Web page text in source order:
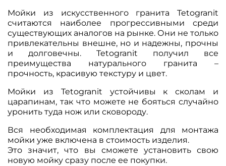
Мойки из искусственного гранита Tetogranit
считаются наиболее прогрессивными среди
существующих аналогов на рынке. Они не только
привлекательны внешне, но и надежны, прочны
и долговечны. Tetogranit получил все
преимущества натурального гранита –
прочность, красивую текстуру и цвет.
Мойки из Tetogranit устойчивы к сколам и
царапинам, так что можете не бояться случайно
уронить туда нож или сковороду.
Вся необходимая комплектация для монтажа
мойки уже включена в стоимость изделия.
Это значит, что вы сможете установить свою
новую мойку сразу после ее покупки.